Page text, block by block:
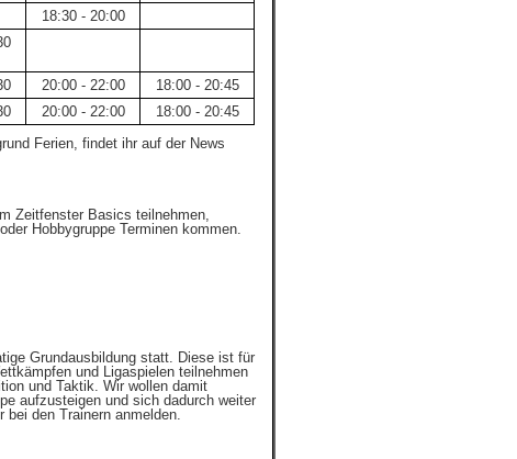
18:30 - 20:00
20:00 - 22:00
18:00 - 20:45
20:00 - 22:00
18:00 - 20:45
Ferien, findet ihr auf der News
Zeitfenster Basics teilnehmen,
Hobbygruppe Terminen kommen.
Grundausbildung statt. Diese ist für
und Ligaspielen teilnehmen
und Taktik. Wir wollen damit
aufzusteigen und sich dadurch weiter
den Trainern anmelden.